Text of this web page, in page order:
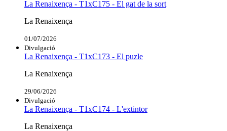
La Renaixença - T1xC175 - El gat de la sort
La Renaixença
01/07/2026
Divulgació
La Renaixença - T1xC173 - El puzle
La Renaixença
29/06/2026
Divulgació
La Renaixença - T1xC174 - L'extintor
La Renaixença